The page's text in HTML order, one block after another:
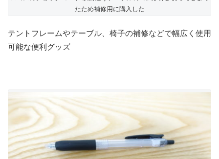
たため補修用に購入した
テントフレームやテーブル、椅子の補修などで幅広く使用
可能な便利グッズ